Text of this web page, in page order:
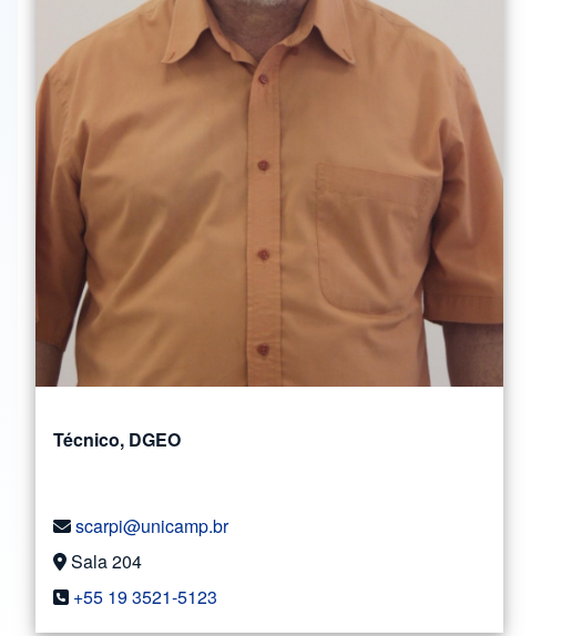
Técnico, DGEO
scarpi@unicamp.br
Sala 204
+55 19 3521-5123